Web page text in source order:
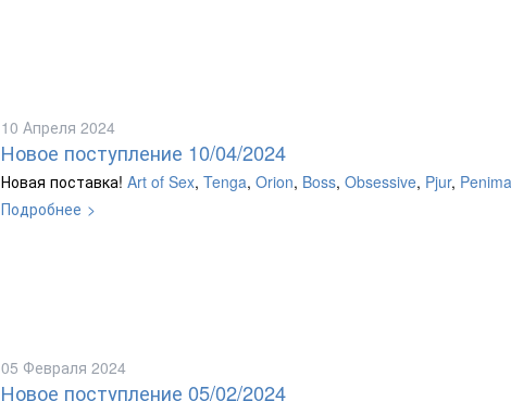
10 Апреля 2024
Новое поступление 10/04/2024
Новая поставка! Art of Sex, Tenga, Orion, Boss, Obsessive, Pjur,
Подробнее
05 Февраля 2024
Новое поступление 05/02/2024